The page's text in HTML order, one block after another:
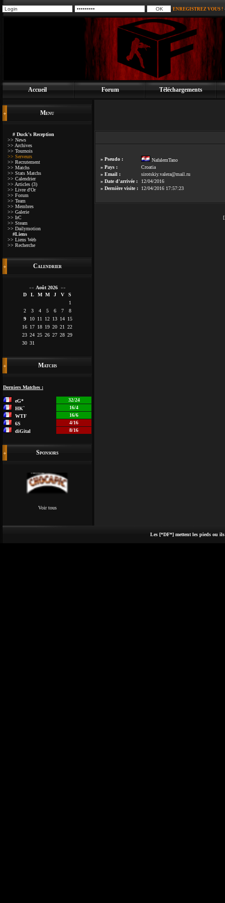
ENREGISTREZ VOUS !
Accueil Forum Téléchargements
Menu
# Duck's Reception
>> News
>> Archives
>> Tournois
>> Serveurs
>> Recrutement
>> Matchs
>> Stats Matchs
>> Calendrier
>> Articles (3)
>> Livre d'Or
>> Forum
>> Team
>> Membres
>> Galerie
>> IrC
>> Steam
>> Dailymotion
#Liens
>> Liens Web
>> Recherche
Calendrier
<< Août 2026 >>
D L M M J V
S
1
2
3 4 5 6 7
8
9
10 11 12 13 14 15
16 17 18 19 20 21
22
23 24 25 26 27 28 29
30 31
Matchs
Derniers Matches :
eG*
32/24
HK`
16/4
WTF
16/6
6S
4/16
diGital
8/16
Sponsors
Voir tous
» Pseudo :
NafalemTano
» Pays :
Croatia
» Email :
sirotskiy.valera@mail.ru
» Date d'arrivée :
12/04/2016
» Dernière visite :
12/04/2016 17:57:23
Les [*DF*] mettent les pieds ou